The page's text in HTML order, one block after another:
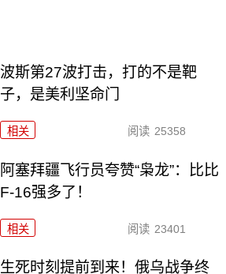
波斯第27波打击，打的不是靶
子，是美利坚命门
相关 阅读 25358
阿塞拜疆飞行员夸赞“枭龙”：比比
F-16强多了！
相关 阅读 23401
生死时刻提前到来！俄乌战争终